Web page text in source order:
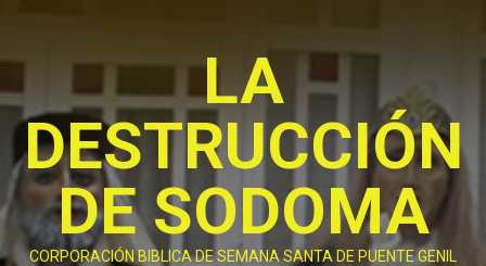
contenido
LA
DESTRUCCIÓN
DE SODOMA
CORPORACIÓN BIBLICA DE SEMANA SANTA DE PUENTE GENIL